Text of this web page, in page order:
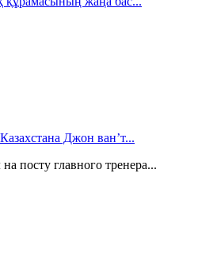
Джон ван’т...
посту главного тренера...